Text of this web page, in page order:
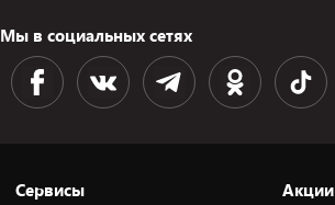
Мы в социальных сетях
Сервисы Акции